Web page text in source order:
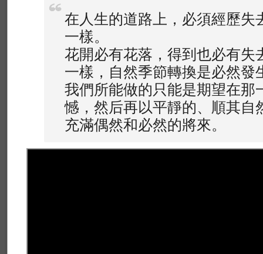
在人生的道路上，必須經歷失
一樣。
花開必有花落，得到也必有失
一樣，自然季節轉換是必然發
我們所能做的只能是期望在那
憾，然后再以平靜的、順其自
充滿偶然和必然的將來。